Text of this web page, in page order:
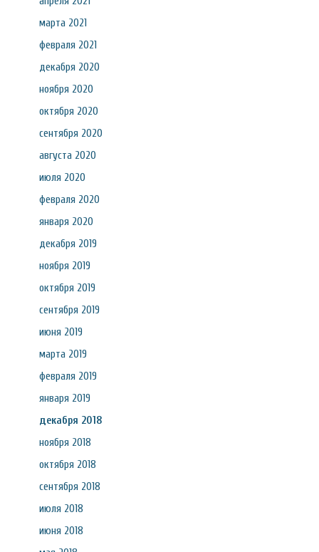
марта 2021
февраля 2021
декабря 2020
ноября 2020
октября 2020
сентября 2020
августа 2020
июля 2020
февраля 2020
января 2020
декабря 2019
ноября 2019
октября 2019
сентября 2019
июня 2019
марта 2019
февраля 2019
января 2019
декабря 2018
ноября 2018
октября 2018
сентября 2018
июля 2018
июня 2018